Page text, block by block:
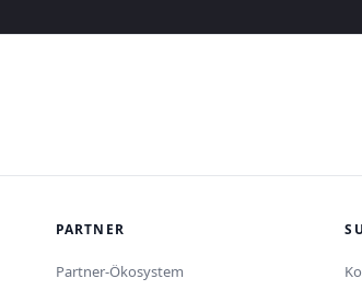
PARTNER
Partner-Ökosystem